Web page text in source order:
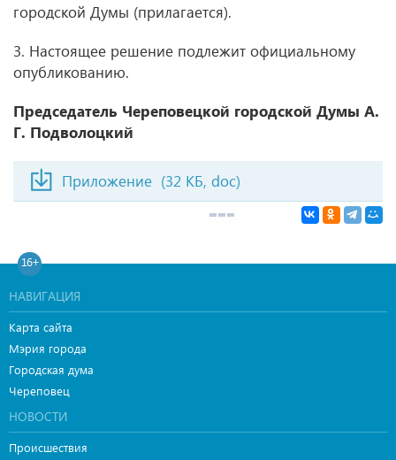
городской Думы (прилагается).
3. Настоящее решение подлежит официальному
опубликованию.
Председатель Череповецкой городской Думы А.
Г. Подволоцкий
Приложение (32 КБ, doc)
16+
НАВИГАЦИЯ
Карта сайта
Мэрия города
Городская дума
Череповец
НОВОСТИ
Происшествия